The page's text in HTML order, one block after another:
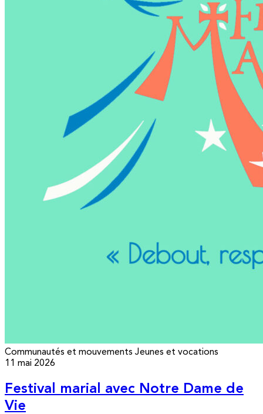
Communautés et mouvements Jeunes et vocations
11 mai 2026
Festival marial avec Notre Dame de
Vie